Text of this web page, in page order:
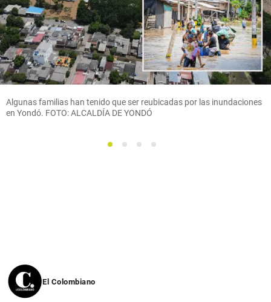
Algunas familias han tenido que ser reubicadas por las inundaciones
en Yondó. FOTO: ALCALDÍA DE YONDÓ
1 2 3 4
El Colombiano